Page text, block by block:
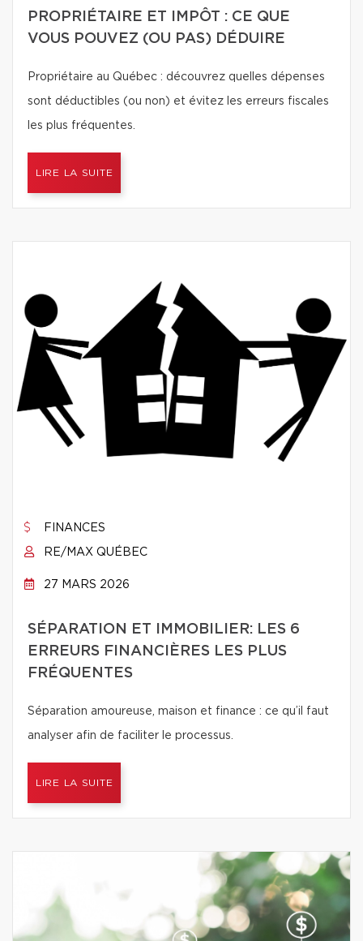
PROPRIÉTAIRE ET IMPÔT : CE QUE
VOUS POUVEZ (OU PAS) DÉDUIRE
Propriétaire au Québec : découvrez quelles dépenses
sont déductibles (ou non) et évitez les erreurs fiscales
les plus fréquentes.
LIRE LA SUITE
FINANCES
RE/MAX QUÉBEC
27 MARS 2026
SÉPARATION ET IMMOBILIER: LES 6
ERREURS FINANCIÈRES LES PLUS
FRÉQUENTES
Séparation amoureuse, maison et finance : ce qu’il faut
analyser afin de faciliter le processus.
LIRE LA SUITE